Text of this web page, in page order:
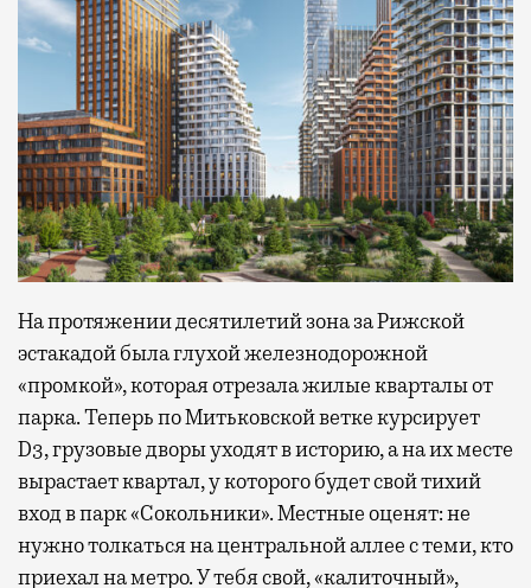
На протяжении десятилетий зона за Рижской
эстакадой была глухой железнодорожной
«промкой», которая отрезала жилые кварталы от
парка. Теперь по Митьковской ветке курсирует
D3, грузовые дворы уходят в историю, а на их месте
вырастает квартал, у которого будет свой тихий
вход в парк «Сокольники». Местные оценят: не
нужно толкаться на центральной аллее с теми, кто
приехал на метро. У тебя свой, «калиточный»,